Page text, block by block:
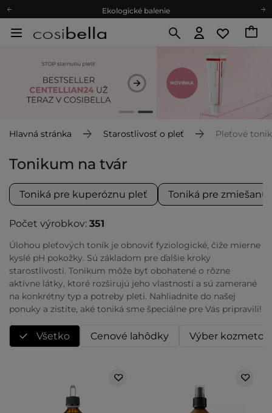
Ekologické balenie
Odmeňovací program
Ekologické balenie
Hlavná stránka Starostlivosť o pleť Pleťové
Tonikum na tvár
Toniká pre kuperóznu pleť Toniká pre zmiešanú
Počet výrobkov: 351
Úlohou pleťových toník je obnoviť fyziologické, čiže mierne
kyslé pH pokožky. Sú základom pre ďalšie kroky
starostlivosti. Tonikum môže byť obohatené o rôzne
aktívne látky, ktoré rozširujú jeho vlastnosti a sú zamerané
na konkrétny typ a potreby pleti. Nahliadnite do našej
ponuky a zistite, aké toniká sme špeciálne pre Vás pripravili!
Všetko Cenové lahôdky Výber